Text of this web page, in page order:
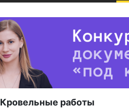
Кровельные работы